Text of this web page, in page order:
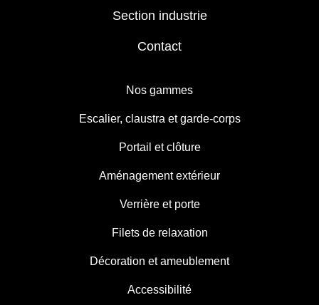
Section industrie
Contact
Nos gammes
Escalier, claustra et garde-corps
Portail et clôture
Aménagement extérieur
Verrière et porte
Filets de relaxation
Décoration et ameublement
Accessibilité